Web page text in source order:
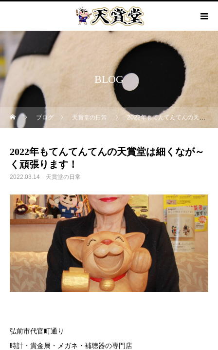
BLOG
ブログ 天賞堂の日常 2022年もてんてんてんの天賞堂は細くなが～く頑張ります！
2022年もてんてんてんの天賞堂は細くなが～
く頑張ります！
2022.03.14 天賞堂の日常
弘前市代官町通り
時計・貴金属・メガネ・補聴器の専門店